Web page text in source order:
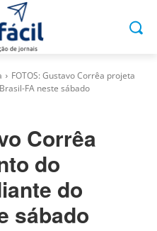
FOTOS: Gustavo Corrêa projeta
FA neste sábado
Corrêa
do
do
sábado